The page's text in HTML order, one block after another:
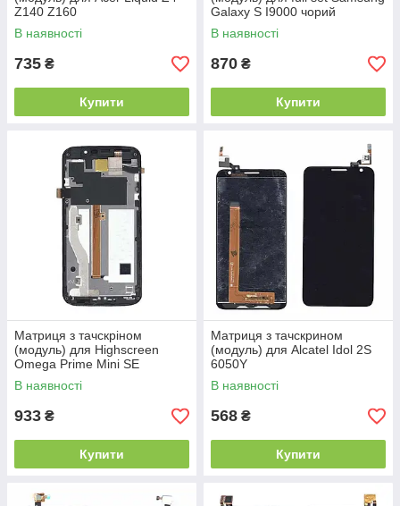
Z140 Z160
В наявності
735 ₴
Купити
Galaxy S I9000 чорий
В наявності
870 ₴
Купити
Матриця з тачскріном
(модуль) для Highscreen
Omega Prime Mini SE
В наявності
933 ₴
Купити
Матриця з тачскрином
(модуль) для Alcatel Idol 2S
6050Y
В наявності
568 ₴
Купити